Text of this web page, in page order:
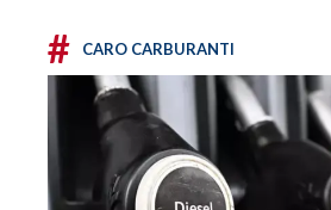
# CARO CARBURANTI